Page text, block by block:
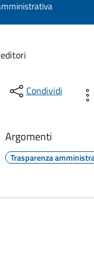
Condividi
Argomenti
Trasparenza